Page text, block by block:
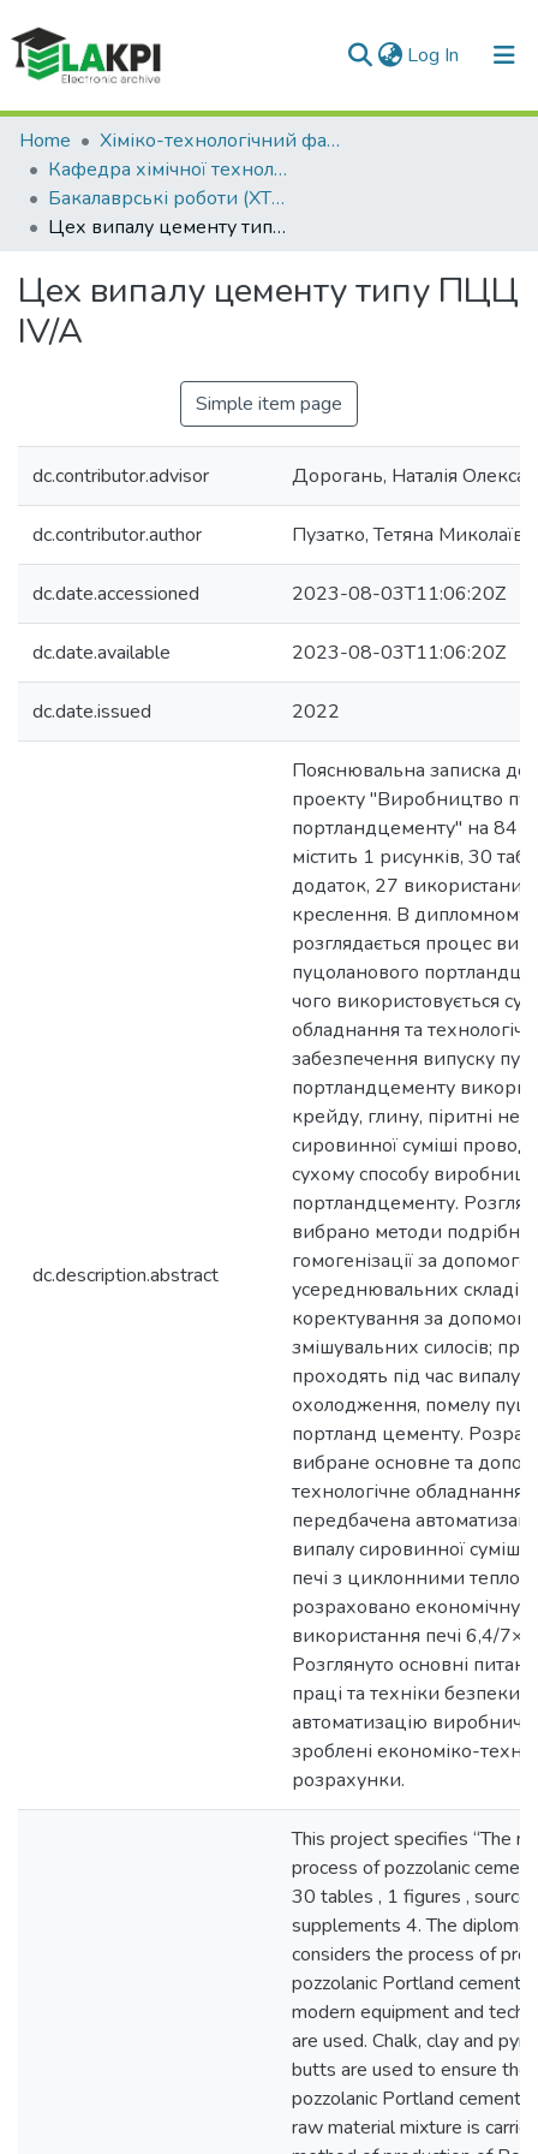
Log In (current)
Communities & Collections
All of DSpace
Statistics
Home
Хіміко-технологічний факультет (ХТФ)
Кафедра хімічної технології композиційних матеріалів (ХТКМ)
Бакалаврські роботи (ХТКМ)
Цех випалу цементу типу ПЦЦ IV/A
Цех випалу цементу типу ПЦЦ
IV/A
Simple item page
dc.contributor.advisor Дорогань, Наталія
dc.contributor.author Пузатко, Тетяна
dc.date.accessioned 2023-08-03T11:06:20Z
dc.date.available 2023-08-03T11:06:20Z
dc.date.issued 2022
dc.description.abstract
Пояснювальна записка до
проекту "Виробництво
портландцементу" на 84
містить 1 рисунків, 30
додаток, 27 використаних
креслення. В дипломному
розглядається процес
пуцоланового
чого використовується
обладнання та
забезпечення випуску
портландцементу
крейду, глину, піритні
сировинної суміші
сухому способу
портландцементу.
вибрано методи
гомогенізації за
усереднювальних складів,
коректування за
змішувальних силосів;
проходять під час випалу
охолодження, помелу
портланд цементу.
вибране основне та
технологічне
передбачена
випалу сировинної суміші
печі з циклонними
розраховано економічну
використання печі 6,4/
Розглянуто основні
праці та техніки безпеки,
автоматизацію виробничої
зроблені економіко-
розрахунки.
This project specifies “The
process of pozzolanic
30 tables , 1 figures , source
supplements 4. The diploma
considers the process of
pozzolanic Portland cement,
modern equipment and
are used. Chalk, clay and
butts are used to ensure the
pozzolanic Portland cement.
raw material mixture is